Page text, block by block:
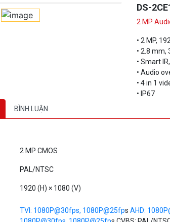
2 MP
• 2 MP,
• Smart
• Audio
• 4 in 1
• IP67
PAL/NTSC
1920 (H) × 1080 (V)
TVI: 1080P@30fps, 1080P@25fp